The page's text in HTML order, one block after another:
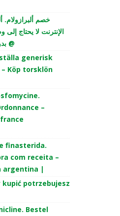
خصم ألبرازولام.
الإنترنت لا يحتاج
بدون وصفة طبية ألبرازولام @
generisk
Köp torsklön
–
finasterida.
com receita –
argentina |
kupić potrzebujesz
Bestel